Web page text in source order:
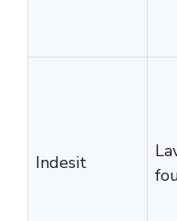
Indesit